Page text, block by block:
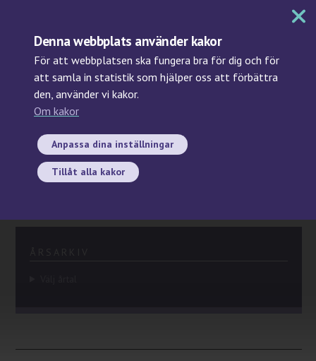
Denna webbplats använder kakor
För att webbplatsen ska fungera bra för dig och för
att samla in statistik som hjälper oss att förbättra
den, använder vi kakor.
Om kakor
Anpassa dina inställningar
Tillåt alla kakor
/ Nyheter
Nyheter
Här hittar du aktuella nyheter från Biobank Sverige. Glöm